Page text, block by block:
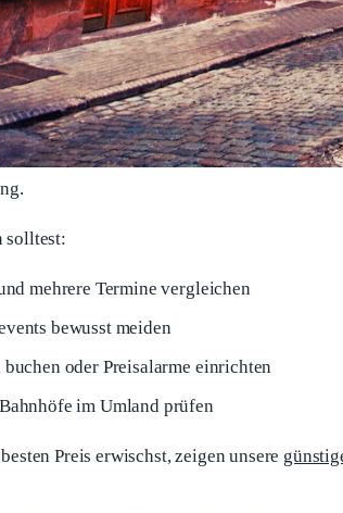
weniger überlaufen. Frühling und Herbst
solange du Weihnachtsmärkte und
lokalen Veranstaltungskalender hilft,
bist, welcher Monat zu deinem
solltest:
mehrere Termine vergleichen
bewusst meiden
oder Preisalarme einrichten
im Umland prüfen
Preis erwischst, zeigen unsere